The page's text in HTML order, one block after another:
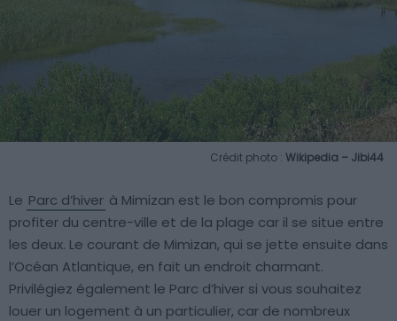
Crédit photo : Wikipedia – Jibi44
Le Parc d’hiver à Mimizan est le bon compromis pour
profiter du centre-ville et de la plage car il se situe entre
les deux. Le courant de Mimizan, qui se jette ensuite dans
l’Océan Atlantique, en fait un endroit charmant.
Privilégiez également le Parc d’hiver si vous souhaitez
louer un logement à un particulier, car de nombreux